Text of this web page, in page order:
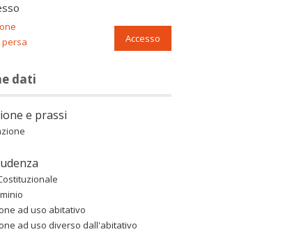
Accesso
dati
e prassi
ad uso abitativo
ad uso diverso dall'abitativo